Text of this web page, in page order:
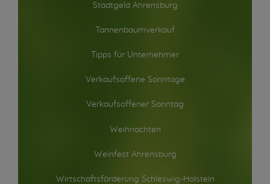
Stadtgeld Ahrensburg
Tannenbaumverkauf
Tipps für Unternehmer
Verkaufsoffene Sonntage
Verkaufsoffener Sonntag
Weihnachten
Weinfest Ahrensburg
Wirtschaftsförderung Schleswig-Holstein